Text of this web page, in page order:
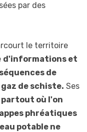
par des
le territoire
d'informations et
de
de schiste. Ses
partout où l'on
phréatiques
potable ne